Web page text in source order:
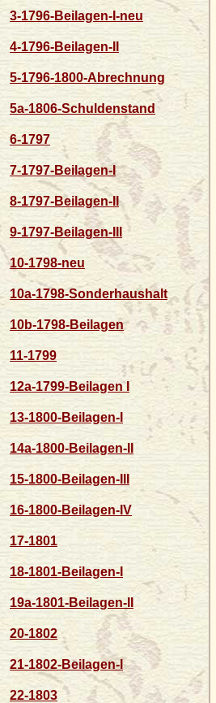
3-1796-Beilagen-I-neu
4-1796-Beilagen-II
5-1796-1800-Abrechnung
5a-1806-Schuldenstand
6-1797
7-1797-Beilagen-I
8-1797-Beilagen-II
9-1797-Beilagen-III
10-1798-neu
10a-1798-Sonderhaushalt
10b-1798-Beilagen
11-1799
12a-1799-Beilagen I
13-1800-Beilagen-I
14a-1800-Beilagen-II
15-1800-Beilagen-III
16-1800-Beilagen-IV
17-1801
18-1801-Beilagen-I
19a-1801-Beilagen-II
20-1802
21-1802-Beilagen-I
22-1803